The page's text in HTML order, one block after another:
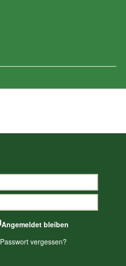
Angemeldet bleiben
Passwort vergessen?